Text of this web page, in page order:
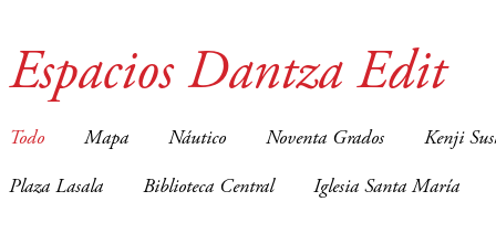
Espacios Dantza Edit
Todo Mapa Náutico Noventa Grados Kenji
Plaza Lasala Biblioteca Central Iglesia Santa María